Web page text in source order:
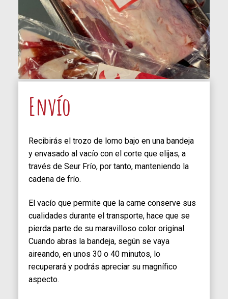
Envío
Recibirás el trozo de lomo bajo en una bandeja
y envasado al vacío con el corte que elijas, a
través de Seur Frío, por tanto, manteniendo la
cadena de frío.
El vacío que permite que la carne conserve sus
cualidades durante el transporte, hace que se
pierda parte de su maravilloso color original.
Cuando abras la bandeja, según se vaya
aireando, en unos 30 o 40 minutos, lo
recuperará y podrás apreciar su magnífico
aspecto.